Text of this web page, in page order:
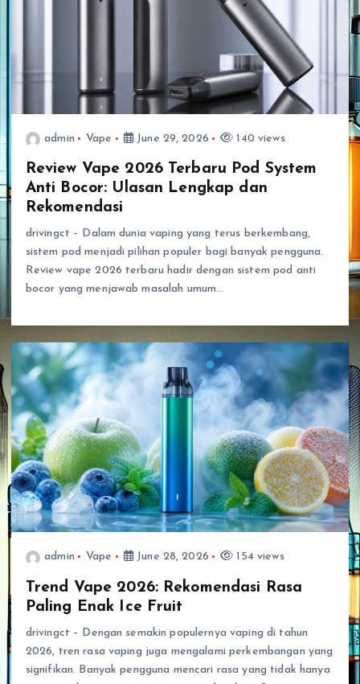
admin Vape June 29, 2026 140 views
Review Vape 2026 Terbaru Pod System
Anti Bocor: Ulasan Lengkap dan
Rekomendasi
drivingct – Dalam dunia vaping yang terus berkembang,
sistem pod menjadi pilihan populer bagi banyak pengguna.
Review vape 2026 terbaru hadir dengan sistem pod anti
bocor yang menjawab masalah umum…
admin Vape June 28, 2026 154 views
Trend Vape 2026: Rekomendasi Rasa
Paling Enak Ice Fruit
drivingct – Dengan semakin populernya vaping di tahun
2026, tren rasa vaping juga mengalami perkembangan yang
signifikan. Banyak pengguna mencari rasa yang tidak hanya